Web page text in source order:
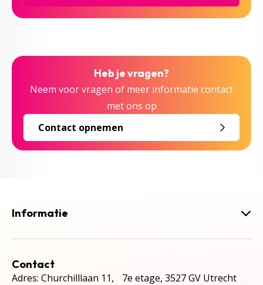
Heb je vragen?
Neem voor vragen of meer informatie contact
met ons op
Contact opnemen
Informatie
Contact
Adres: Churchilllaan 11, 7e etage, 3527 GV Utrecht